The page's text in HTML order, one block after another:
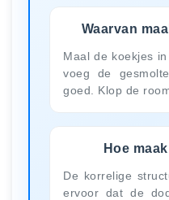
Waarvan
Maal de koekjes
voeg de
goed. Klop de
Hoe
De korrelige
ervoor dat de